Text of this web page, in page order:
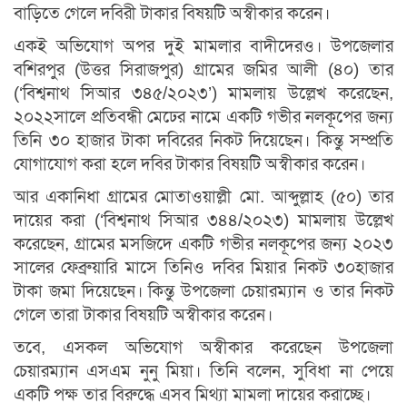
বাড়িতে গেলে দবিরী টাকার বিষয়টি অস্বীকার করেন।
একই অভিযোগ অপর দুই মামলার বাদীদেরও। উপজেলার
বশিরপুর (উত্তর সিরাজপুর) গ্রামের জমির আলী (৪০) তার
(‘বিশ্বনাথ সিআর ৩৪৫/২০২৩’) মামলায় উল্লেখ করেছেন,
২০২২সালে প্রতিবন্ধী মেঢের নামে একটি গভীর নলকূপের জন্য
তিনি ৩০ হাজার টাকা দবিরের নিকট দিয়েছেন। কিন্তু সম্প্রতি
যোগাযোগ করা হলে দবির টাকার বিষয়টি অস্বীকার করেন।
আর একানিধা গ্রামের মোতাওয়াল্লী মো. আব্দুল্লাহ (৫০) তার
দায়ের করা (‘বিশ্বনাথ সিআর ৩৪৪/২০২৩) মামলায় উল্লেখ
করেছেন, গ্রামের মসজিদে একটি গভীর নলকূপের জন্য ২০২৩
সালের ফেব্রুয়ারি মাসে তিনিও দবির মিয়ার নিকট ৩০হাজার
টাকা জমা দিয়েছেন। কিন্তু উপজেলা চেয়ারম্যান ও তার নিকট
গেলে তারা টাকার বিষয়টি অস্বীকার করেন।
তবে, এসকল অভিযোগ অস্বীকার করেছেন উপজেলা
চেয়ারম্যান এসএম নুনু মিয়া। তিনি বলেন, সুবিধা না পেয়ে
একটি পক্ষ তার বিরুদ্ধে এসব মিথ্যা মামলা দায়ের করাচ্ছে।